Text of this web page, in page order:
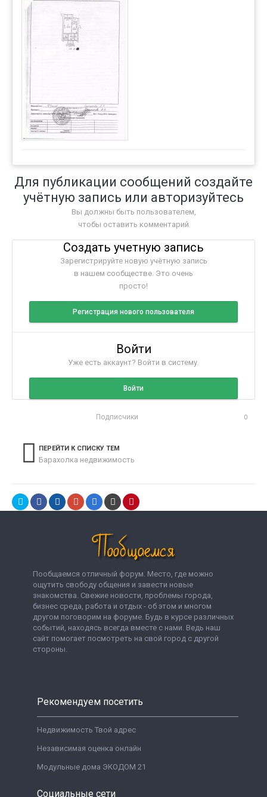
Для публикации сообщений создайте
учётную запись или авторизуйтесь
Вы должны быть пользователем,
чтобы оставить комментарий
Создать учетную запись
Зарегистрируйте новую учётную запись
в нашем сообществе. Это очень
просто!
Регистрация нового пользователя
Войти
Уже есть аккаунт? Войти в систему.
Войти
Подписчики 0
ПЕРЕЙТИ К СПИСКУ ТЕМ
Барахолка недвижимость
Пообщаемся отличный форум. Место, где можно
ощутить свободу общения и завести новые
знакомства. Свежие новости, проблемы города,
бизнес среда, работа и отдых - об этом и многом
другом поговорим на форуме. Будь в курсе различных
событий, находясь всегда вместе с нами. Ведь наш
сайт помогает посмотреть на свой город с другой
стороны.
Рекомендуем посетить
Недвижимость Твой адрес
Независимая оценка онлайн
Модульные дома ЭКОДОМ 21
Социальные сети